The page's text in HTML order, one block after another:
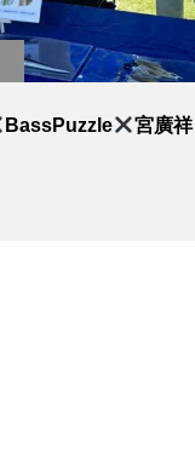
BassPuzzle 宮廣祥